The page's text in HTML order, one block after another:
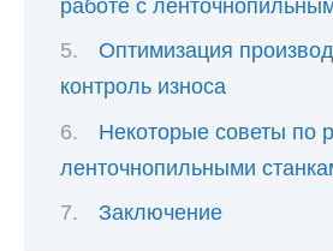
работе с
Оптимизация
контроль износа
Некоторые советы по
ленточнопильными
Заключение